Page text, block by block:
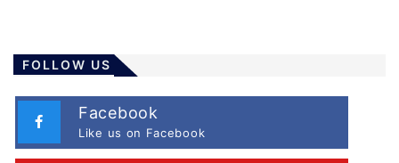
FOLLOW US
Facebook
Like us on Facebook